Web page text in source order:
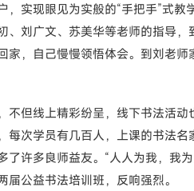
，实现眼见为实般的“手把手”式
、刘广文、苏美华等老师的指导
家，自己慢慢领悟体会。到刘老
不但线上精彩纷呈，线下书法活
每次学员有几百人，上课的书法
了许多良师益友。“人人为我，我
届公益书法培训班，反响强烈。